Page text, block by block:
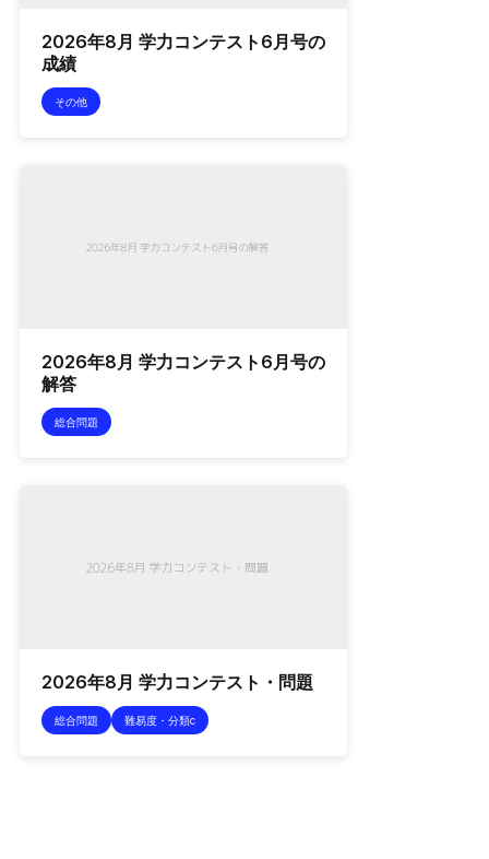
2026年8月 学力コンテスト6月号の
成績
その他
2026年8月 学力コンテスト6月号の
解答
総合問題
2026年8月 学力コンテスト・問題
総合問題 難易度・分類c